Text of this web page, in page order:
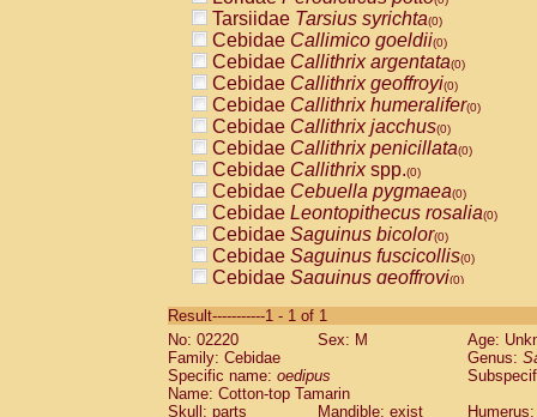
Tarsiidae Tarsius syrichta(0)
Cebidae Callimico goeldii(0)
Cebidae Callithrix argentata(0)
Cebidae Callithrix geoffroyi(0)
Cebidae Callithrix humeralifer(0)
Cebidae Callithrix jacchus(0)
Cebidae Callithrix penicillata(0)
Cebidae Callithrixspp.(0)
Cebidae Cebuella pygmaea(0)
Cebidae Leontopithecus rosalia(0)
Cebidae Saguinus bicolor(0)
Cebidae Saguinus fuscicollis(0)
Cebidae Saguinus geoffroyi(0)
CebidaeSaguinus labiatus(0)
Cebidae Saguinus leucopus (0)
Cebidae
CebidaeSaguinus mystax
Cebidae Saguinus nigricollis (0)
Result-----------1 - 1 of 1
No: 02220
Sex: M
Age:
Family: Cebidae
Genus:
Specific name: oedipus
Name: Cotton-top Tamarin
Skull: parts
Mandible: exist